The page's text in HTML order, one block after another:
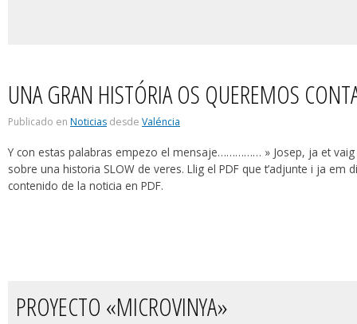
UNA GRAN HISTÓRIA OS QUEREMOS
Publicado en Noticias desde Valéncia
Y con estas palabras empezo el mensaje…………… » Josep, ja et
sobre una historia SLOW de veres. Llig el PDF que t’adjunte i ja em
contenido de la noticia en PDF.
PROYECTO «MICROVINYA»